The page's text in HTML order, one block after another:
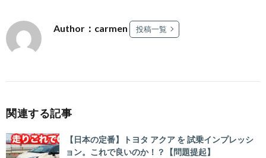
Author：carmen 投稿一覧
関連する記事
【日本の定番】トヨタ アクア を 試乗インプレッシ
ョン。これで良いのか！？【問題提起】